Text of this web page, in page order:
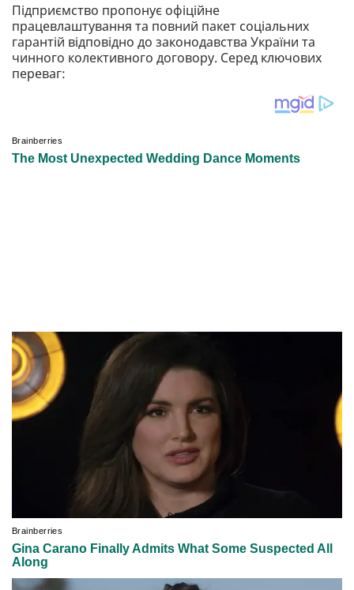
Підприємство пропонує офіційне
працевлаштування та повний пакет соціальних
гарантій відповідно до законодавства України та
чинного колективного договору. Серед ключових
переваг: